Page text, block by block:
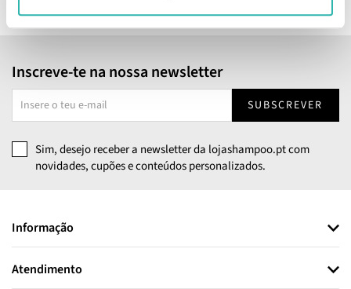
Inscreve-te na nossa newsletter
SUBSCREVER
Sim, desejo receber a newsletter da lojashampoo.pt com
novidades, cupões e conteúdos personalizados.
Informação
Atendimento